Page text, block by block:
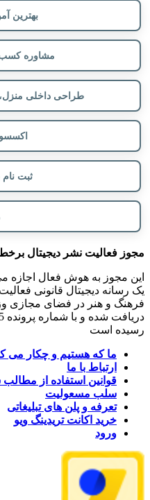
بهترین
مشاوره کسب
طراحی داخلی
ثبت نام
مجوز فعالیت نشر دیجیتال
این مجوز به هوش فعال اجازه
یک رسانه دیجیتال قانونی
فرهنگ و هنر در فضای مجازی
رسیده است
ما که هستیم و چکار می
ارتباط با ما
قوانین استفاده از
سلب مسعولیت
تعرفه و پلن های تبلیغاتی
خرید اکانت تریدینگ ویو
ورود